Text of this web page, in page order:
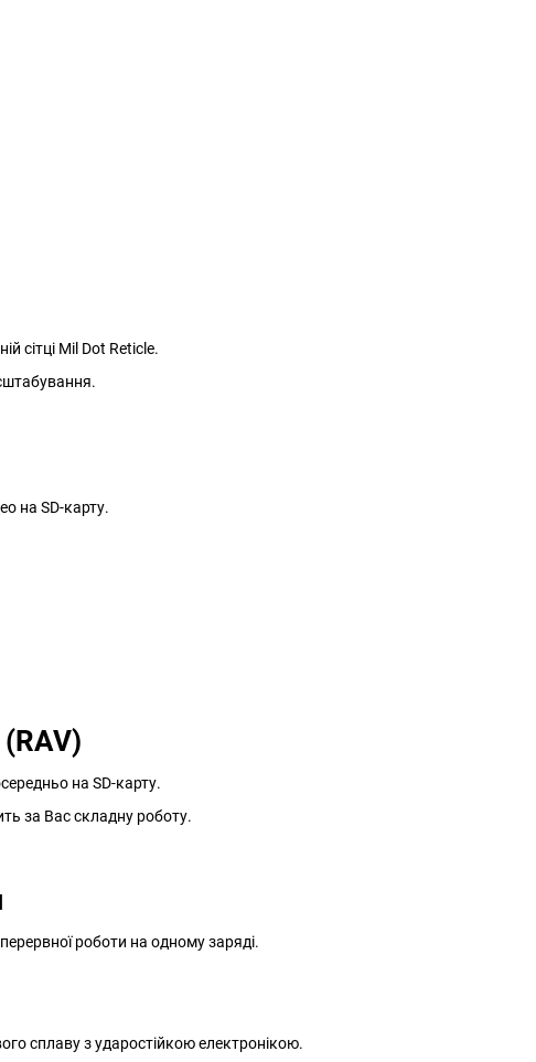
сітці Mil Dot Reticle.
на SD-карту.
на SD-карту.
за Вас складну роботу.
роботи на одному заряді.
сплаву з ударостійкою електронікою.